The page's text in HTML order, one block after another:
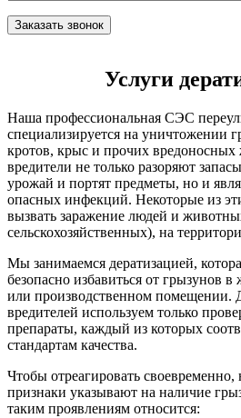
Услуги
Наша профессиональная СЭС
специализируется на уничтожении
кротов, крыс и прочих
вредители не только разоряют
урожай и портят предметы, но и
опасных инфекций. Некоторые из
вызвать заражение людей и
сельскохозяйственных), на
Мы занимаемся дератизацией,
безопасно избавиться от грызунов
или производственном помещении.
вредителей используем только
препараты, каждый из которых
стандартам качества.
Чтобы отреагировать
признаки указывают на наличие
таким проявлениям относится: